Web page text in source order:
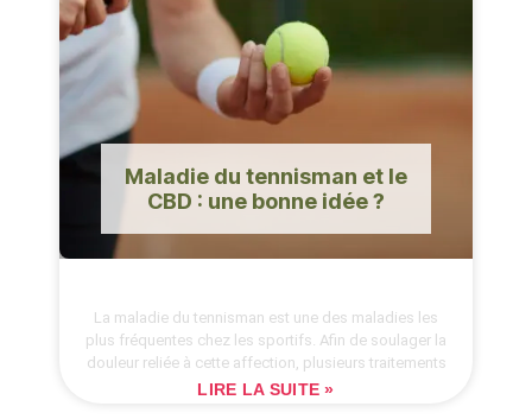
Maladie du tennisman et le
CBD : une bonne idée ?
La maladie du tennisman est une des maladies les
plus fréquentes chez les sportifs. Afin de soulager la
douleur reliée à cette affection, plusieurs traitements
LIRE LA SUITE »